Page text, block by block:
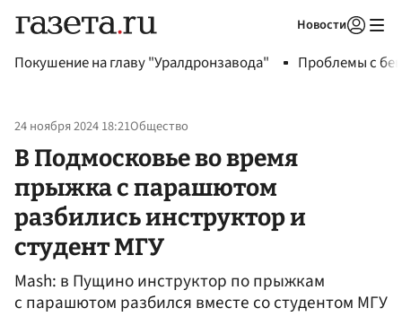
Новости
Покушение на главу "Уралдронзавода" Проблемы с
24 ноября 2024 18:21Общество
В Подмосковье во время
прыжка с парашютом
разбились инструктор и
студент МГУ
Mash: в Пущино инструктор по прыжкам
с парашютом разбился вместе со студентом МГУ